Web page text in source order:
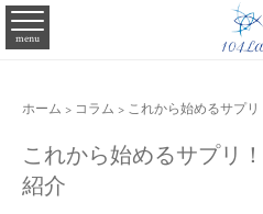
menu
ホーム > コラム > これから始めるサプ
これから始めるサプリ
紹介